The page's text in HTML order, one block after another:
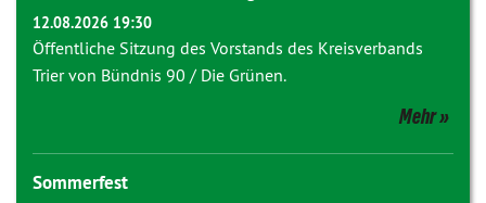
12.08.2026 19:30
Öffentliche Sitzung des Vorstands des Kreisverbands
Trier von Bündnis 90 / Die Grünen.
Mehr
Sommerfest